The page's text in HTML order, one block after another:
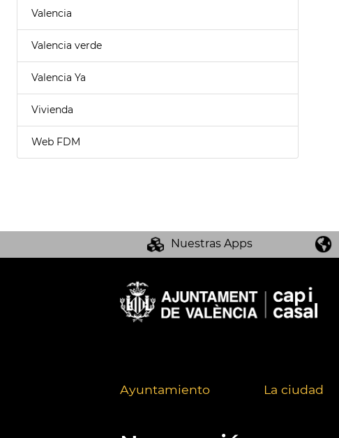
Valencia
Valencia verde
Valencia Ya
Vivienda
Web FDM
Nuestras Apps
Ayuntamiento La ciudad